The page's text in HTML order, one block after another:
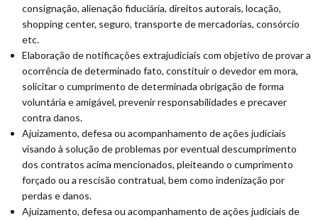
consignação, alienação fiduciária, direitos autorais, locação,
shopping center, seguro, transporte de mercadorias, consórcio
etc.
Elaboração de notificações extrajudiciais com objetivo de provar a
ocorrência de determinado fato, constituir o devedor em mora,
solicitar o cumprimento de determinada obrigação de forma
voluntária e amigável, prevenir responsabilidades e precaver
contra danos.
Ajuizamento, defesa ou acompanhamento de ações judiciais
visando à solução de problemas por eventual descumprimento
dos contratos acima mencionados, pleiteando o cumprimento
forçado ou a rescisão contratual, bem como indenização por
perdas e danos.
Ajuizamento, defesa ou acompanhamento de ações judiciais de